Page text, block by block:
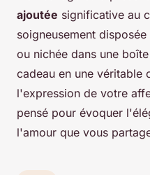
ajoutée significative au
soigneusement
ou nichée dans une
cadeau en une
l'expression de votre
pensé pour évoquer
l'amour que vous